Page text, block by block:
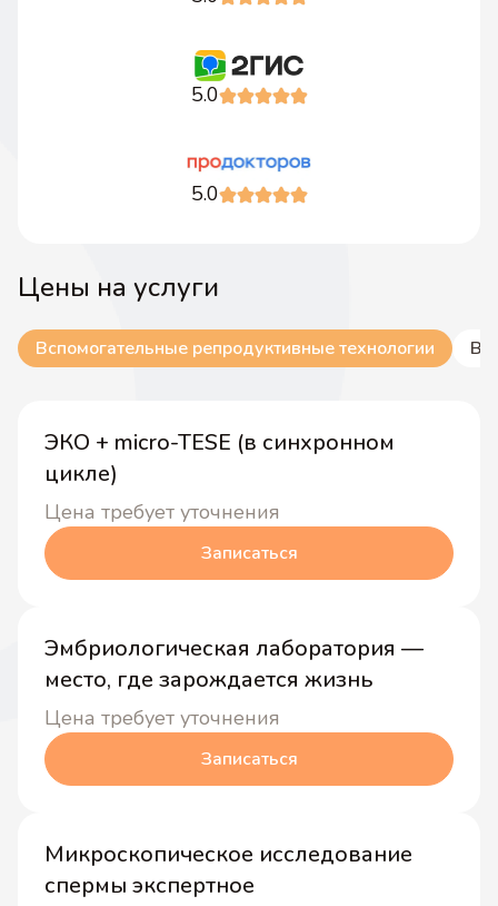
5.0
5.0
Цены на услуги
Вспомогательные репродуктивные технологии
ЭКО + micro-TESE (в синхронном
цикле)
Цена требует уточнения
Записаться
Эмбриологическая лаборатория —
место, где зарождается жизнь
Цена требует уточнения
Записаться
Микроскопическое исследование
спермы экспертное